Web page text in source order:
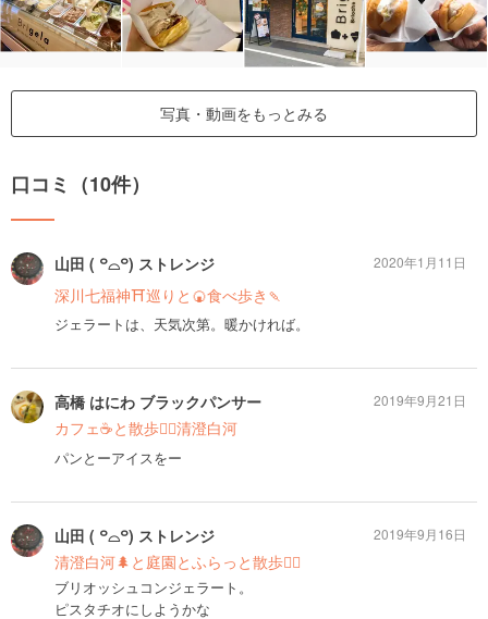
写真・動画をもっとみる
口コミ（10件）
山田 ( ꒪⌓꒪) ストレンジ
深川七福神⛩巡りと🍘食べ歩き🍡
ジェラートは、天気次第。暖かければ。
2020年1月11日
高橋 はにわ ブラックパンサー
カフェ☕️と散歩🚶‍♂️清澄白河
パンとーアイスをー
2019年9月21日
山田 ( ꒪⌓꒪) ストレンジ
清澄白河🌲と庭園とふらっと散歩🚶‍♂️
ブリオッシュコンジェラート。
ピスタチオにしようかな
2019年9月16日